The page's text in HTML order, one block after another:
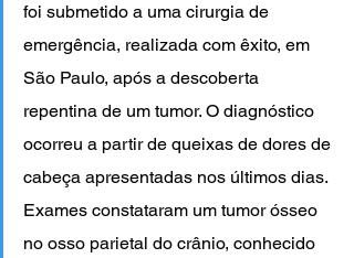
foi submetido a uma cirurgia de
emergência, realizada com êxito, em
São Paulo, após a descoberta
repentina de um tumor. O diagnóstico
ocorreu a partir de queixas de dores de
cabeça apresentadas nos últimos dias.
Exames constataram um tumor ósseo
no osso parietal do crânio, conhecido